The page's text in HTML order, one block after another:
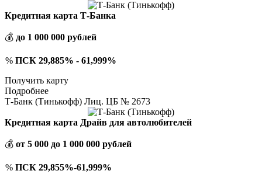
Кредитная карта Т-Банка
💰 до 1 000 000 рублей
% ПСК 29,885% - 61,999%
Получить карту
Подробнее
Т-Банк (Тинькофф) Лиц. ЦБ № 2673
Кредитная карта Драйв для автолюбителей
💰 от 5 000 до 1 000 000 рублей
% ПСК 29,855%-61,999%